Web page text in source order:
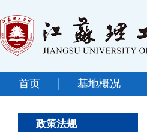
首页 基地概况
政策法规